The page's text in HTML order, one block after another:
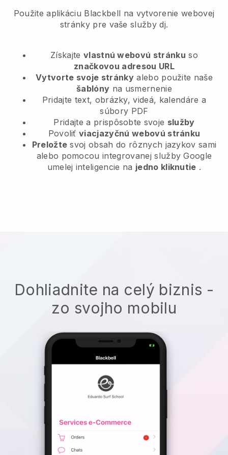
Použite aplikáciu Blackbell na vytvorenie webovej
stránky pre vaše služby dj.
Získajte vlastnú webovú stránku so
značkovou adresou URL
Vytvorte svoje stránkyalebo použite naše
šablóny na usmernenie
Pridajte text, obrázky, videá, kalendáre a
súbory PDF
Pridajte a prispôsobte svoje služby
Povoliťviacjazyčnú webovú stránku
Preložte svoj obsah do rôznych jazykov sami
alebo pomocou integrovanej služby Google
umelej inteligencie na jedno kliknutie .
Dohliadnite na celý biznis -
zo svojho mobilu